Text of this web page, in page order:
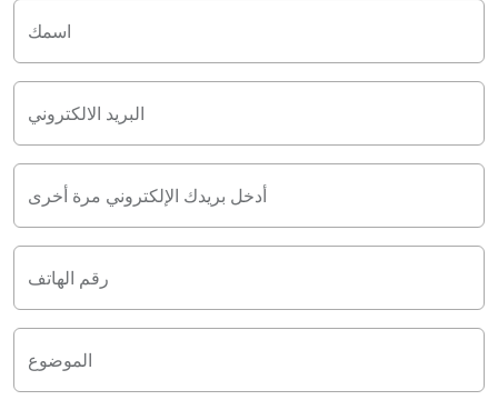
اسمك
البريد الالكتروني
أدخل بريدك الإلكتروني مرة أخرى
رقم الهاتف
الموضوع